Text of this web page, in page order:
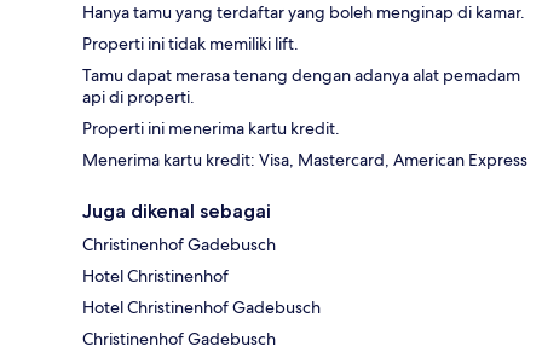
Hanya tamu yang terdaftar yang boleh menginap di kamar.
Properti ini tidak memiliki lift.
Tamu dapat merasa tenang dengan adanya alat pemadam
api di properti.
Properti ini menerima kartu kredit.
Menerima kartu kredit: Visa, Mastercard, American Express
Juga dikenal sebagai
Christinenhof Gadebusch
Hotel Christinenhof
Hotel Christinenhof Gadebusch
Christinenhof Gadebusch